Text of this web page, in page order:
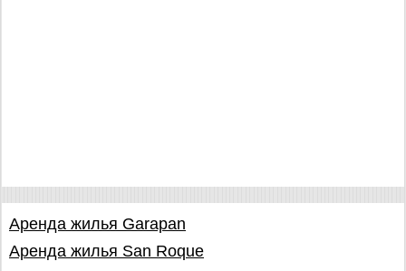
Аренда жилья Garapan
Аренда жилья San Roque